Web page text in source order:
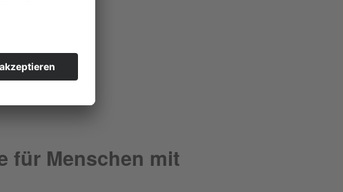
für Menschen mit